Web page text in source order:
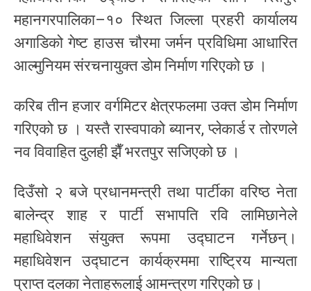
महानगरपालिका–१० स्थित जिल्ला प्रहरी कार्यालय
अगाडिको गेष्ट हाउस चौरमा जर्मन प्रविधिमा आधारित
आल्मुनियम संरचनायुक्त डोम निर्माण गरिएको छ ।
करिब तीन हजार वर्गमिटर क्षेत्रफलमा उक्त डोम निर्माण
गरिएको छ । यस्तै रास्वपाको ब्यानर, प्लेकार्ड र तोरणले
नव विवाहित दुलही झैँ भरतपुर सजिएको छ ।
दिउँसो २ बजे प्रधानमन्त्री तथा पार्टीका वरिष्ठ नेता
बालेन्द्र शाह र पार्टी सभापति रवि लामिछानेले
महाधिवेशन संयुक्त रूपमा उद्घाटन गर्नेछन्।
महाधिवेशन उद्घाटन कार्यक्रममा राष्ट्रिय मान्यता
प्राप्त दलका नेताहरूलाई आमन्त्रण गरिएको छ।